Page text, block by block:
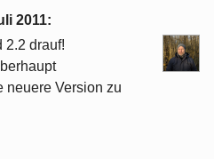
2011:
2.2 drauf!
neuere Version zu